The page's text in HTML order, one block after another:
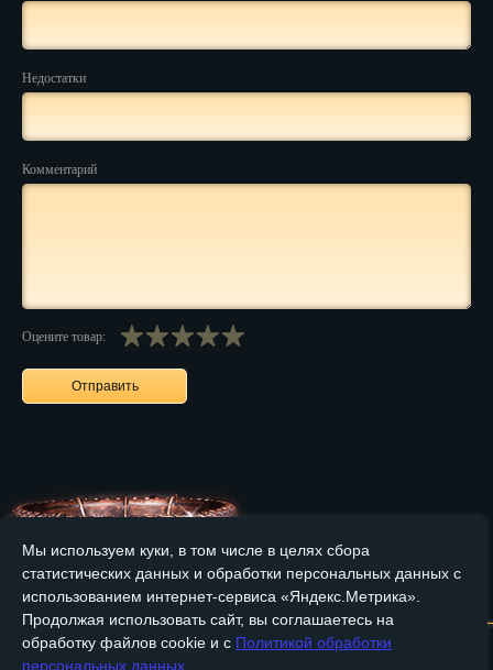
Ниж. Новгород
Омск
Оренбург
Недостатки
Комментарий
Оцените товар:
Мы используем куки, в том числе в целях сбора
статистических данных и обработки персональных данных с
использованием интернет-сервиса «Яндекс.Метрика».
Продолжая использовать сайт, вы соглашаетесь на
обработку файлов cookie и с Политикой обработки
персональных данных
Главная О компании Медные изделия Бронзовые изделия
Доставка и оплата Контакты